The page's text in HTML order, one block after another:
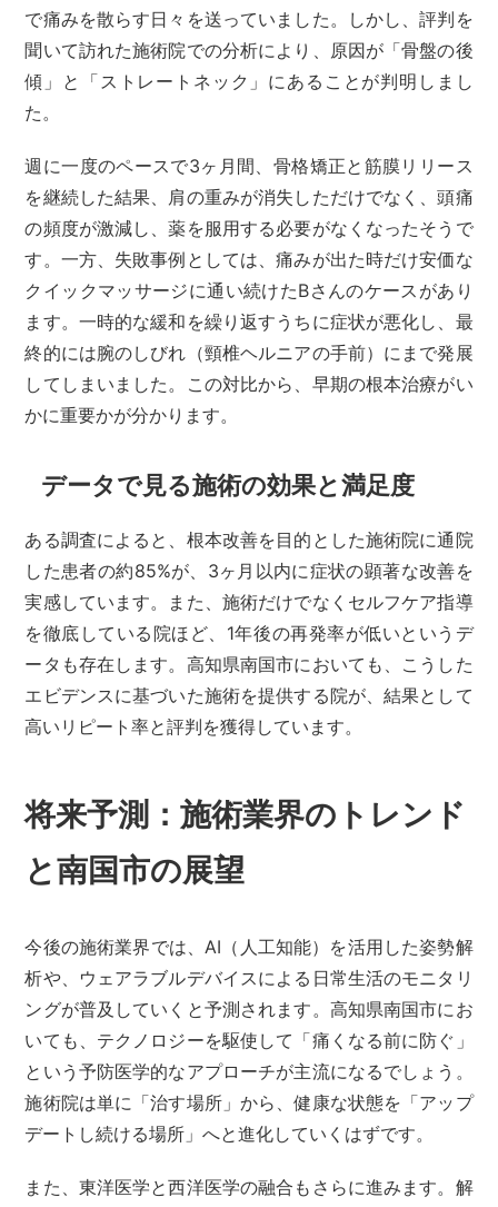
で痛みを散らす日々を送っていました。しかし、評判を
聞いて訪れた施術院での分析により、原因が「骨盤の後
傾」と「ストレートネック」にあることが判明しまし
た。
週に一度のペースで3ヶ月間、骨格矯正と筋膜リリース
を継続した結果、肩の重みが消失しただけでなく、頭痛
の頻度が激減し、薬を服用する必要がなくなったそうで
す。一方、失敗事例としては、痛みが出た時だけ安価な
クイックマッサージに通い続けたBさんのケースがあり
ます。一時的な緩和を繰り返すうちに症状が悪化し、最
終的には腕のしびれ（頸椎ヘルニアの手前）にまで発展
してしまいました。この対比から、早期の根本治療がい
かに重要かが分かります。
データで見る施術の効果と満足度
ある調査によると、根本改善を目的とした施術院に通院
した患者の約85%が、3ヶ月以内に症状の顕著な改善を
実感しています。また、施術だけでなくセルフケア指導
を徹底している院ほど、1年後の再発率が低いというデ
ータも存在します。高知県南国市においても、こうした
エビデンスに基づいた施術を提供する院が、結果として
高いリピート率と評判を獲得しています。
将来予測：施術業界のトレンド
と南国市の展望
今後の施術業界では、AI（人工知能）を活用した姿勢解
析や、ウェアラブルデバイスによる日常生活のモニタリ
ングが普及していくと予測されます。高知県南国市にお
いても、テクノロジーを駆使して「痛くなる前に防ぐ」
という予防医学的なアプローチが主流になるでしょう。
施術院は単に「治す場所」から、健康な状態を「アップ
デートし続ける場所」へと進化していくはずです。
また、東洋医学と西洋医学の融合もさらに進みます。解